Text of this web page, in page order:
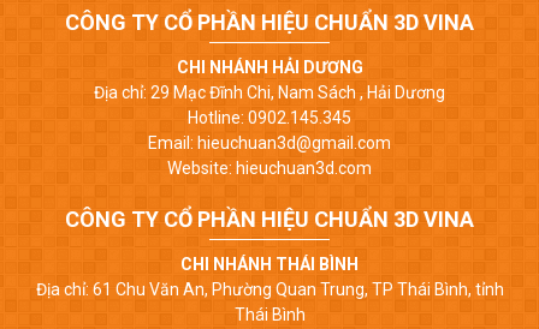
CÔNG TY CỔ PHẦN HIỆU CHUẨN 3D VINA
CHI NHÁNH HẢI DƯƠNG
Địa chỉ: 29 Mạc Đĩnh Chi, Nam Sách , Hải Dương
Hotline: 0902.145.345
Email: hieuchuan3d@gmail.com
Website: hieuchuan3d.com
CÔNG TY CỔ PHẦN HIỆU CHUẨN 3D VINA
CHI NHÁNH THÁI BÌNH
Địa chỉ: 61 Chu Văn An, Phường Quan Trung, TP Thái Bình, tỉnh
Thái Bình